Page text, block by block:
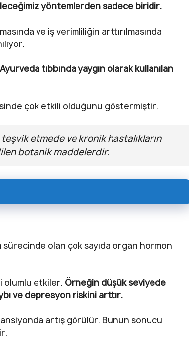
yöntemlerden sadece biridir.
ve iş verimliliğin arttırılmasında
tıbbında yaygın olarak kullanılan
çok etkili olduğunu göstermiştir.
etmede ve kronik hastalıkların
botanik maddelerdir.
olan çok sayıda organ hormon
olumlu etkiler. Örneğin düşük seviyede
ve depresyon riskini arttır.
artış görülür. Bunun sonucu